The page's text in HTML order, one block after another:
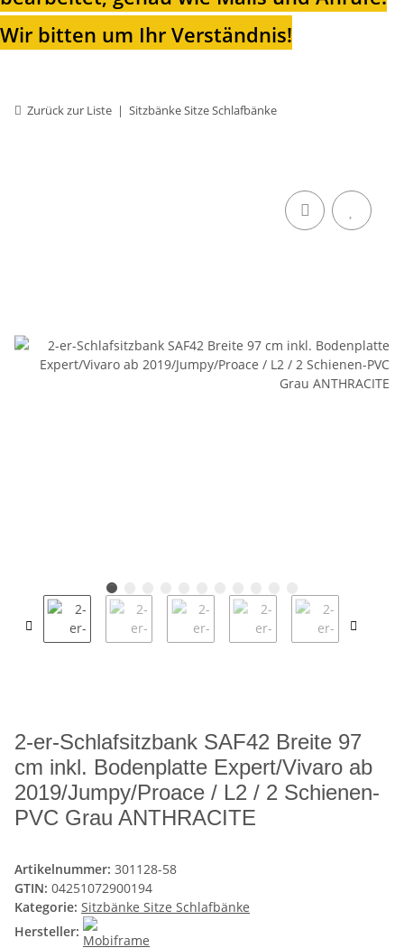
Wir bitten um Ihr Verständnis!
Zurück zur Liste Sitzbänke Sitze Schlafbänke
2-er-Schlafsitzbank SAF42 Breite 97
cm inkl. Bodenplatte Expert/Vivaro ab
2019/Jumpy/Proace / L2 / 2 Schienen-
PVC Grau ANTHRACITE
Artikelnummer: 301128-58
GTIN: 04251072900194
Kategorie: Sitzbänke Sitze Schlafbänke
Hersteller: